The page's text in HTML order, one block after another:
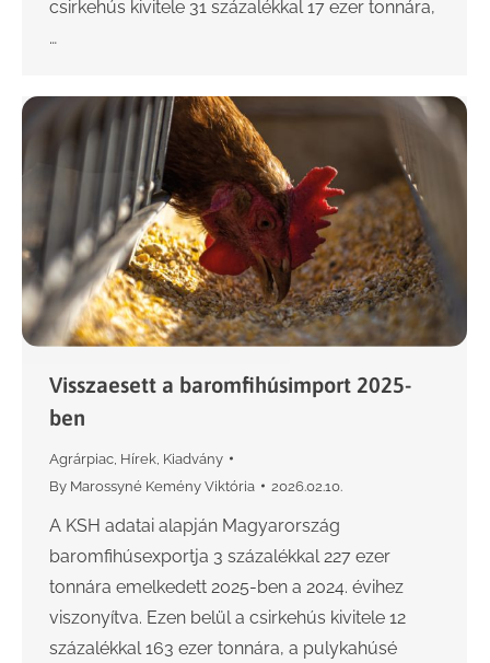
csirkehús kivitele 31 százalékkal 17 ezer tonnára,
…
Visszaesett a baromfihúsimport 2025-
ben
Agrárpiac Hírek Kiadvány
By Marossyné Kemény Viktória 2026.02.10.
A KSH adatai alapján Magyarország
baromfihúsexportja 3 százalékkal 227 ezer
tonnára emelkedett 2025-ben a 2024. évihez
viszonyítva. Ezen belül a csirkehús kivitele 12
százalékkal 163 ezer tonnára, a pulykahúsé